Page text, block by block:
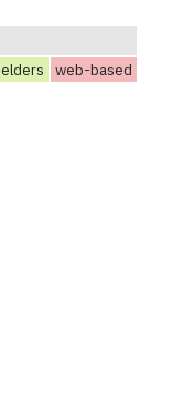
elders web-based